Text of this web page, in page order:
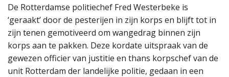
De Rotterdamse politiechef Fred Westerbeke is
‘geraakt’ door de pesterijen in zijn korps en blijft tot in
zijn tenen gemotiveerd om wangedrag binnen zijn
korps aan te pakken. Deze kordate uitspraak van de
gewezen officier van justitie en thans korpschef van de
unit Rotterdam der landelijke politie, gedaan in een